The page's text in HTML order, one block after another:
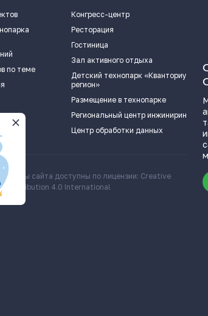
по теме
Конгресс-центр
Ресторация
Гостиница
Зал активного отдыха
Детский технопарк «Кванториум - 63
регион»
Размещение в технопарке
Региональный центр инжиниринга
Центр обработки данных
сайта доступны по лицензии: Creative
Attribution 4.0 International